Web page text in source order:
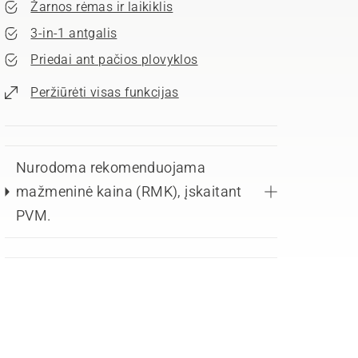
Žarnos rėmas ir laikiklis
3-in-1 antgalis
Priedai ant pačios plovyklos
Peržiūrėti visas funkcijas
Nurodoma rekomenduojama
mažmeninė kaina (RMK), įskaitant
PVM.